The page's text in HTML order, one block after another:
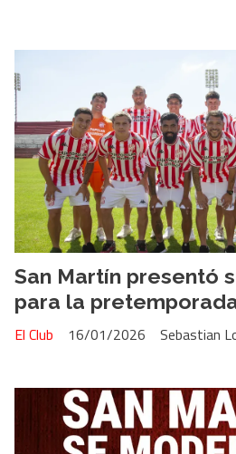
San Martín presentó
para la
Sebastian
El Club 16/01/2026